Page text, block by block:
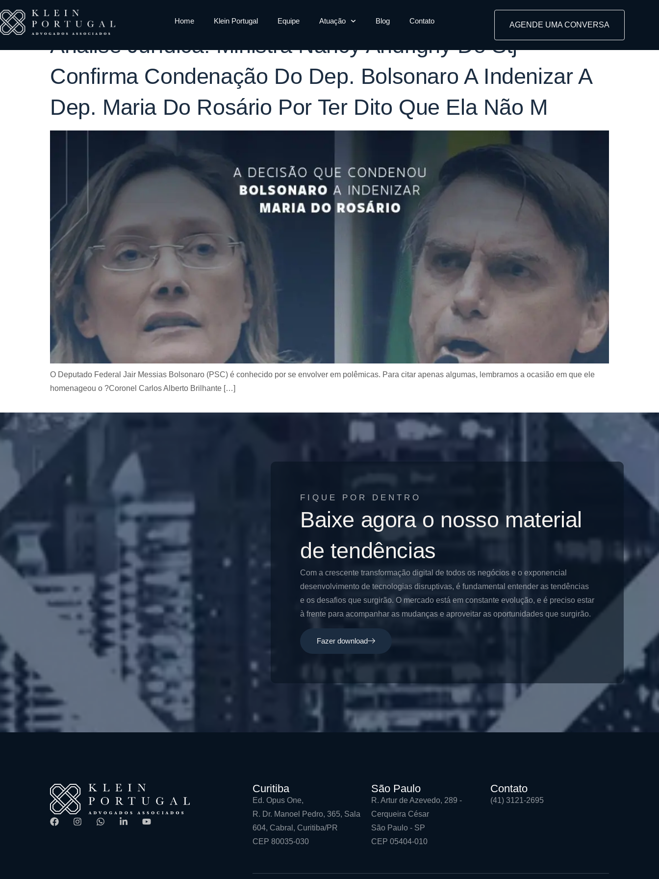
Home Klein Portugal Equipe Atuação Blog Contato AGENDE UMA CONVERSA
Análise Jurídica: Ministra Nancy Andrighy Do Stj
Confirma Condenação Do Dep. Bolsonaro A Indenizar A
Dep. Maria Do Rosário Por Ter Dito Que Ela Não M
O Deputado Federal Jair Messias Bolsonaro (PSC) é conhecido por se envolver em polêmicas. Para citar apenas algumas, lembramos a ocasião em que ele
homenageou o ?Coronel Carlos Alberto Brilhante […]
FIQUE POR DENTRO
Baixe agora o nosso material
de tendências
Com a crescente transformação digital de todos os negócios e o exponencial
desenvolvimento de tecnologias disruptivas, é fundamental entender as tendências
e os desafios que surgirão. O mercado está em constante evolução, e é preciso estar
à frente para acompanhar as mudanças e aproveitar as oportunidades que surgirão.
Fazer download
Curitiba
Ed. Opus One,
R. Dr. Manoel Pedro, 365, Sala
604, Cabral, Curitiba/PR
CEP 80035-030
São Paulo
R. Artur de Azevedo, 289 -
Cerqueira César
São Paulo - SP
CEP 05404-010
Contato
(41) 3121-2695